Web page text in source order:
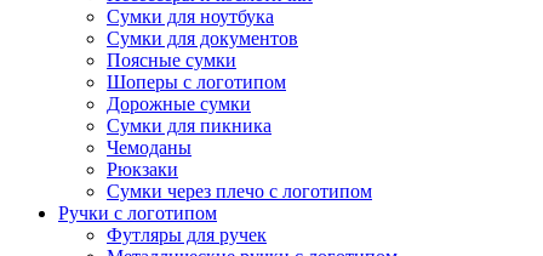
Сумки для ноутбука
Сумки для документов
Поясные сумки
Шоперы с логотипом
Дорожные сумки
Сумки для пикника
Чемоданы
Рюкзаки
Сумки через плечо с логотипом
Ручки с логотипом
Футляры для ручек